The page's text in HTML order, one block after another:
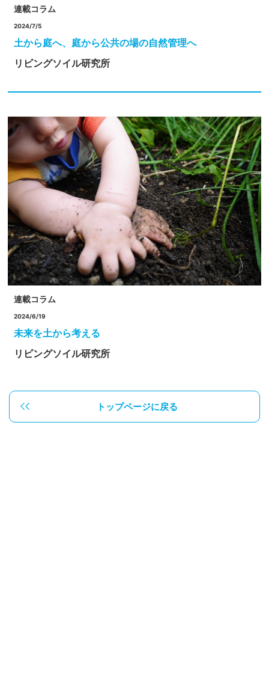
連載コラム
2024/7/5
土から庭へ、庭から公共の場の自然管理へ
リビングソイル研究所
連載コラム
2024/6/19
未来を土から考える
リビングソイル研究所
トップページに戻る